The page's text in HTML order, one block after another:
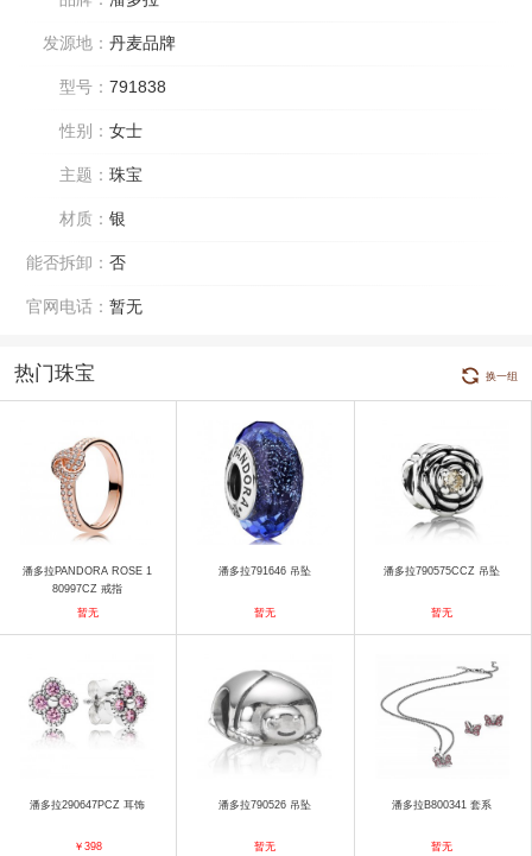
发源地： 丹麦品牌
型号： 791838
性别： 女士
主题： 珠宝
材质： 银
能否拆卸： 否
官网电话： 暂无
热门珠宝 换一组
潘多拉PANDORA ROSE 1
80997CZ 戒指
暂无
潘多拉791646 吊坠
暂无
潘多拉790575CCZ 吊坠
暂无
潘多拉290647PCZ 耳饰
￥398
潘多拉790526 吊坠
暂无
潘多拉B800341 套系
暂无